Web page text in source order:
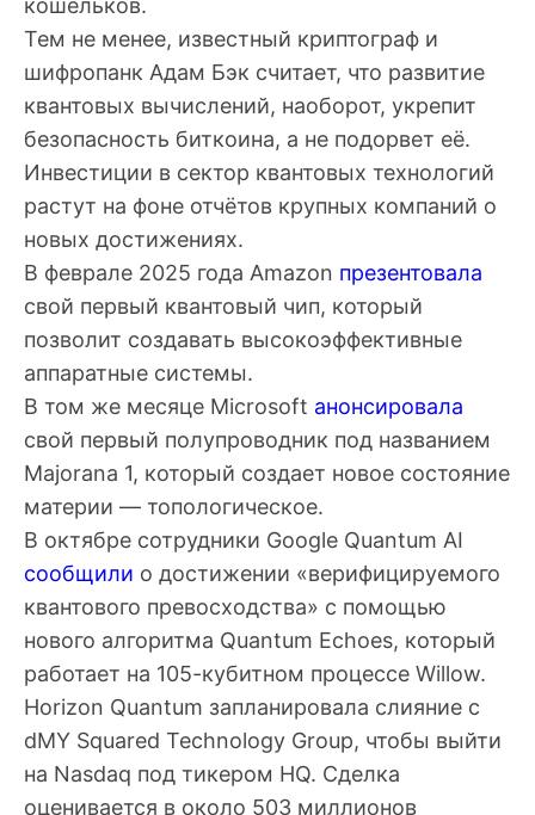
кошельков.
Тем не менее, известный криптограф и
шифропанк Адам Бэк считает, что развитие
квантовых вычислений, наоборот, укрепит
безопасность биткоина, а не подорвет её.
Инвестиции в сектор квантовых технологий
растут на фоне отчётов крупных компаний о
новых достижениях.
В феврале 2025 года Amazon презентовала
свой первый квантовый чип, который
позволит создавать высокоэффективные
аппаратные системы.
В том же месяце Microsoft анонсировала
свой первый полупроводник под названием
Majorana 1, который создает новое состояние
материи — топологическое.
В октябре сотрудники Google Quantum AI
сообщили о достижении «верифицируемого
квантового превосходства» с помощью
нового алгоритма Quantum Echoes, который
работает на 105-кубитном процессе Willow.
Horizon Quantum запланировала слияние с
dMY Squared Technology Group, чтобы выйти
на Nasdaq под тикером HQ. Сделка
оценивается в около 503 миллионов